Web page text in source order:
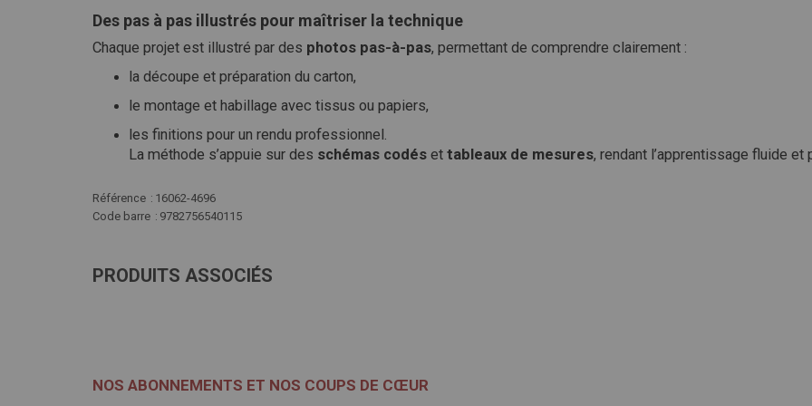
Des pas à pas illustrés pour maîtriser la technique
Chaque projet est illustré par des photos pas-à-pas, permettant de comprendre clairement :
la découpe et préparation du carton,
le montage et habillage avec tissus ou papiers,
les finitions pour un rendu professionnel.
La méthode s’appuie sur des schémas codés et tableaux de mesures, rendant l’apprentissage fluide et
Plus
d'infos
Référence
16062-4696
Code barre
9782756540115
PRODUITS ASSOCIÉS
NOS ABONNEMENTS ET NOS COUPS DE CŒUR